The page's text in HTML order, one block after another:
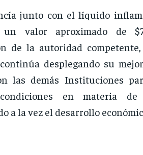
junto con el líquido
un valor aproximado de
de la autoridad
desplegando su
las demás Instituciones
en materia de
a la vez el desarrollo